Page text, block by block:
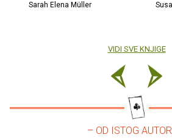
Sarah Elena Müller
VIDI SVE KNJIGE
– OD ISTOG